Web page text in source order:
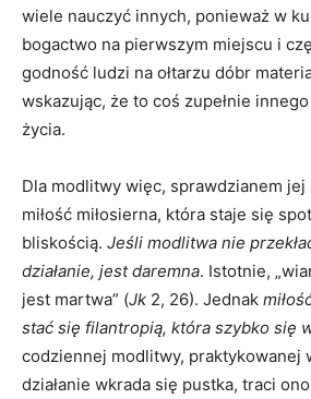
wiele nauczyć innych, ponieważ w
bogactwo na pierwszym miejscu i
godność ludzi na ołtarzu dóbr
wskazując, że to coś zupełnie
życia.
Dla modlitwy więc, sprawdzianem
miłość miłosierna, która staje się
bliskością. Jeśli modlitwa nie
działanie, jest daremna. Istotnie,
jest martwa” (Jk 2, 26). Jednak
stać się filantropią, która szybko się
codziennej modlitwy, praktykowanej
działanie wkrada się pustka, traci